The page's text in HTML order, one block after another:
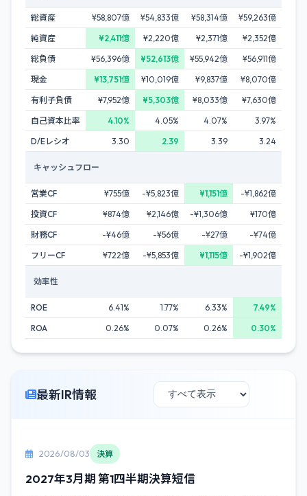
総資産 ¥58,807億 ¥54,833億 ¥58,314億
¥59,263億
純資産
¥2,411億 ¥2,220億 ¥2,371億
¥2,352億
総負債
¥56,396億 ¥52,613億 ¥55,942億
¥56,911億
現金
¥13,751億 ¥10,019億 ¥9,837億
¥8,070億
有利子負債
¥7,952億 ¥5,303億 ¥8,033億
¥7,630億
自己資本比率
4.10% 4.05% 4.07%
3.97%
D/Eレシオ
3.30 2.39 3.39 3.24
キャッシュフロー
営業CF ¥755億 -¥5,823億 ¥1,151億
-¥1,862億
投資CF
¥874億 ¥2,146億 -¥1,306億
¥170億
財務CF
-¥46億 -¥56億 -¥27億
-¥74億
フリーCF
¥722億 -¥5,853億 ¥1,115億 -¥1,902億
効率性
ROE 6.41% 1.77% 6.33%
7.49%
ROA
0.26% 0.07% 0.26% 0.30%
最新IR情報
2026/08/03 決算
2027年3月期 第1四半期決算短信